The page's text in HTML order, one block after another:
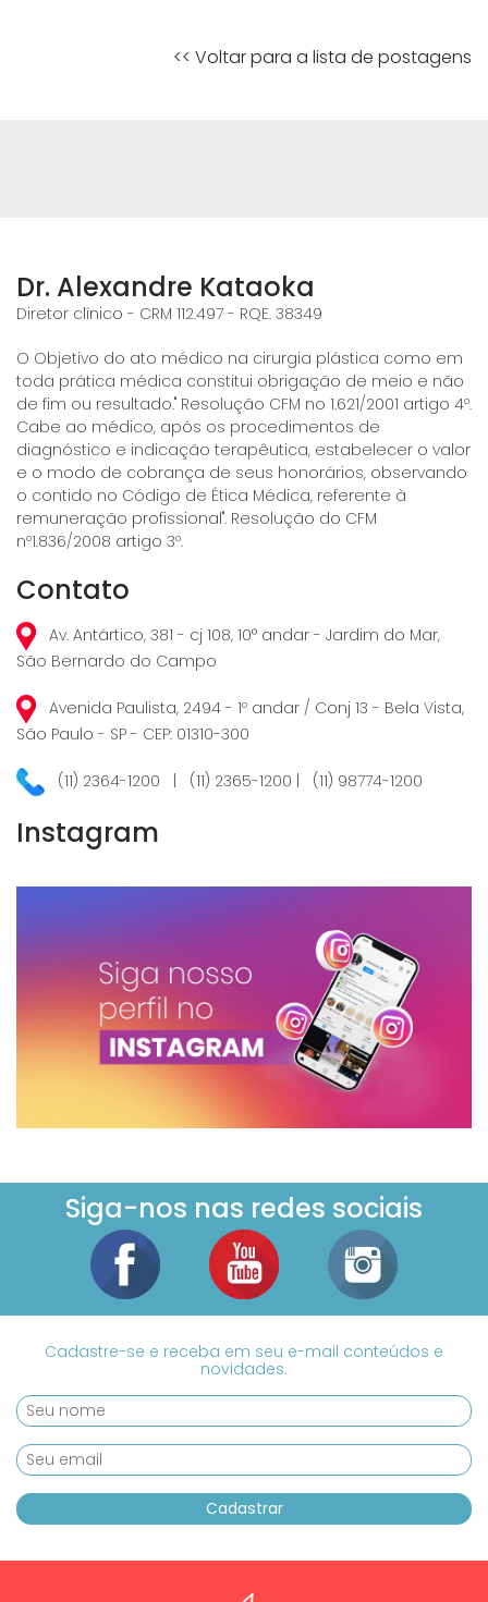
<< Voltar para a lista de postagens
Dr. Alexandre Kataoka
Diretor clínico - CRM 112.497 - RQE. 38349
O Objetivo do ato médico na cirurgia plástica como em
toda prática médica constitui obrigação de meio e não
de fim ou resultado." Resolução CFM no 1.621/2001 artigo 4º.
Cabe ao médico, após os procedimentos de
diagnóstico e indicação terapêutica, estabelecer o valor
e o modo de cobrança de seus honorários, observando
o contido no Código de Ética Médica, referente à
remuneração profissional". Resolução do CFM
nº1.836/2008 artigo 3º.
Contato
Av. Antártico, 381 - cj 108, 10° andar - Jardim do Mar,
São Bernardo do Campo
Avenida Paulista, 2494 - 1º andar / Conj 13 - Bela Vista,
São Paulo - SP - CEP: 01310-300
(11) 2364-1200 | (11) 2365-1200 | (11) 98774-1200
Instagram
Siga-nos nas redes sociais
Cadastre-se e receba em seu e-mail conteúdos e
novidades.